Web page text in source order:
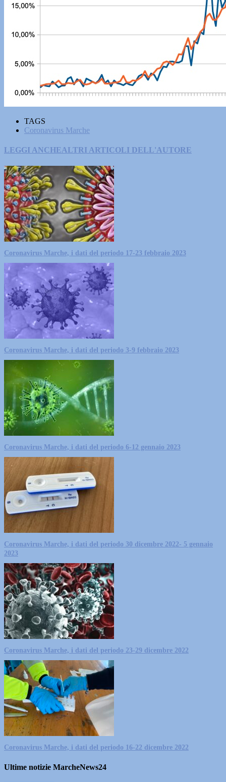
TAGS
Coronavirus Marche
LEGGI ANCHEALTRI ARTICOLI DELL'AUTORE
Coronavirus Marche, i dati del periodo 17-23 febbraio 2023
Coronavirus Marche, i dati del periodo 3-9 febbraio 2023
Coronavirus Marche, i dati del periodo 6-12 gennaio 2023
Coronavirus Marche, i dati del periodo 30 dicembre 2022- 5 gennaio
2023
Coronavirus Marche, i dati del periodo 23-29 dicembre 2022
Coronavirus Marche, i dati del periodo 16-22 dicembre 2022
Ultime notizie MarcheNews24